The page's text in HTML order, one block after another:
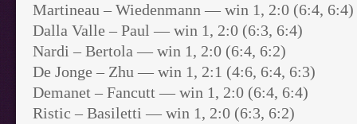
Martineau – Wiedenmann — win 1, 2:0 (6:4, 6:4)
Dalla Valle – Paul — win 1, 2:0 (6:3, 6:4)
Nardi – Bertola — win 1, 2:0 (6:4, 6:2)
De Jonge – Zhu — win 1, 2:1 (4:6, 6:4, 6:3)
Demanet – Fancutt — win 1, 2:0 (6:4, 6:4)
Ristic – Basiletti — win 1, 2:0 (6:3, 6:2)